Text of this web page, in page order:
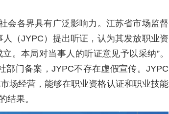
会各界具有广泛影响力。江苏省市场监督
人（JYPC ）提出听证，认为其发放职业资
。本局对当事人的听证意见予以采纳”。
部门备案，JYPC不存在虚假宣传。JYPC
场经营，能够在职业资格认证和职业技能
结果。